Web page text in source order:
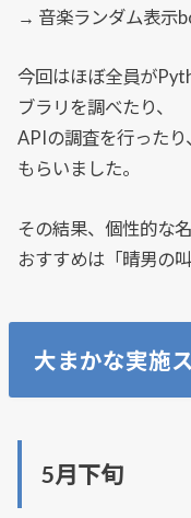
→ 音楽ランダム表示
今回はほぼ全員が
ブラリを調べたり、
APIの調査を行った
もらいました。
その結果、個性的な
おすすめは「晴男の
大まかな実施
5月下旬